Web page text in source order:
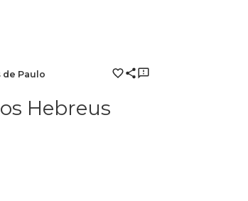
de Paulo
Hebreus